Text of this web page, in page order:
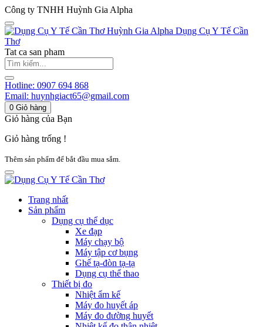
Công ty TNHH Huỳnh Gia Alpha
Huỳnh Gia Alpha Dụng Cụ Y Tế Cần
Thơ
Tat ca san pham
Hotline: 0907 694 868
Email: huynhgiact65@gmail.com
0 Giỏ hàng
Giỏ hàng của Bạn
Giỏ hàng trống !
Thêm sản phẩm để bắt đầu mua sắm.
Trang nhất
Sản phẩm
Dụng cụ thể dục
Xe đạp
Máy chạy bộ
Máy tập cơ bụng
Ghế tạ-đòn tạ-tạ
Dụng cụ thể thao
Thiết bị đo
Nhiệt ẩm kế
Máy đo huyết áp
Máy đo đường huyết